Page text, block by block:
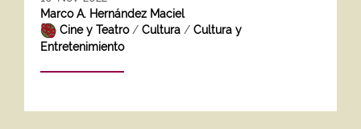
Marco A. Hernández Maciel
Cine y Teatro/ Cultura / Cultura y
Entretenimiento